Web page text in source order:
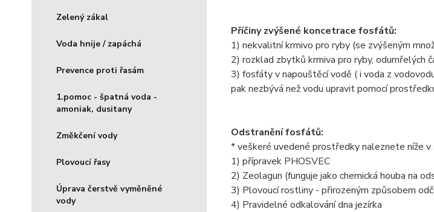
Zelený zákal
Voda hnije / zapáchá
Prevence proti řasám
1.pomoc - špatná voda -
amoniak, dusitany
Změkčení vody
Plovoucí řasy
Úprava čerstvě vyměněné
vody
Příčiny zvýšené koncetrace fosfátů:
1) nekvalitní krmivo pro ryby (se zvýšeným
2) rozklad zbytků krmiva pro ryby, odumřelých
3) fosfáty v napouštěcí vodě ( i voda z
pak nezbývá než vodu upravit pomocí
Odstranění fosfátů:
* veškeré uvedené prostředky naleznete níže v
1) přípravek PHOSVEC
2) Zeolagun (funguje jako chemická houba na
3) Plovoucí rostliny - přirozeným způsobem
4) Pravidelné odkalování dna jezírka